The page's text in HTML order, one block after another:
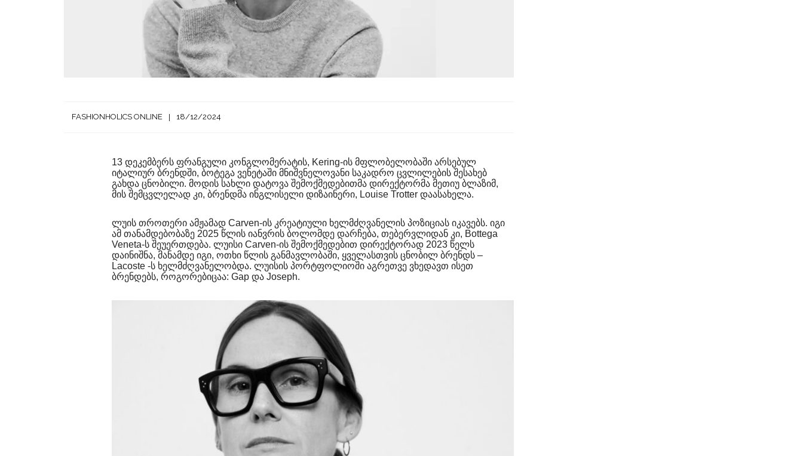
FASHIONHOLICS ONLINE 18/12/2024
13 დეკემბერს ფრანგული კონგლომერატის, Kering-ის მფლობელობაში არსებულ
იტალიურ ბრენდში, ბოტეგა ვენეტაში მნიშვნელოვანი საკადრო ცვლილების შესახებ
გახდა ცნობილი. მოდის სახლი დატოვა შემოქმედებითმა დირექტორმა მეთიუ ბლაზიმ,
მის შემცვლელად კი, ბრენდმა ინგლისელი დიზაინერი, Louise Trotter დაასახელა.
ლუის თროთერი ამჟამად Carven-ის კრეატიული ხელმძღვანელის პოზიციას იკავებს. იგი
ამ თანამდებობაზე 2025 წლის იანვრის ბოლომდე დარჩება, თებერვლიდან კი, Bottega
Veneta-ს შეუერთდება. ლუისი Carven-ის შემოქმედებით დირექტორად 2023 წელს
დაინიშნა, მანამდე იგი, ოთხი წლის განმავლობაში, ყველასთვის ცნობილ ბრენდს –
Lacoste -ს ხელმძღვანელობდა. ლუისის პორტფოლიოში აგრეთვე ვხედავთ ისეთ
ბრენდებს, როგორებიცაა: Gap და Joseph.